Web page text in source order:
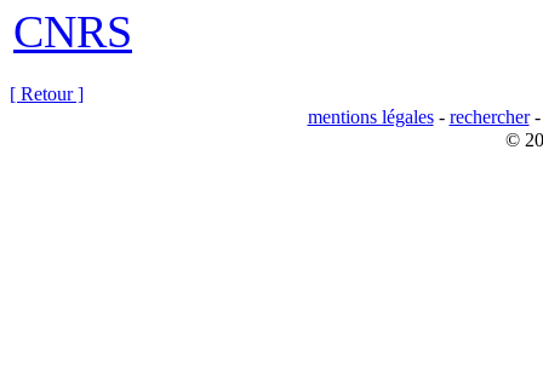
CNRS
[ Retour ]
mentions légales- rechercher
©